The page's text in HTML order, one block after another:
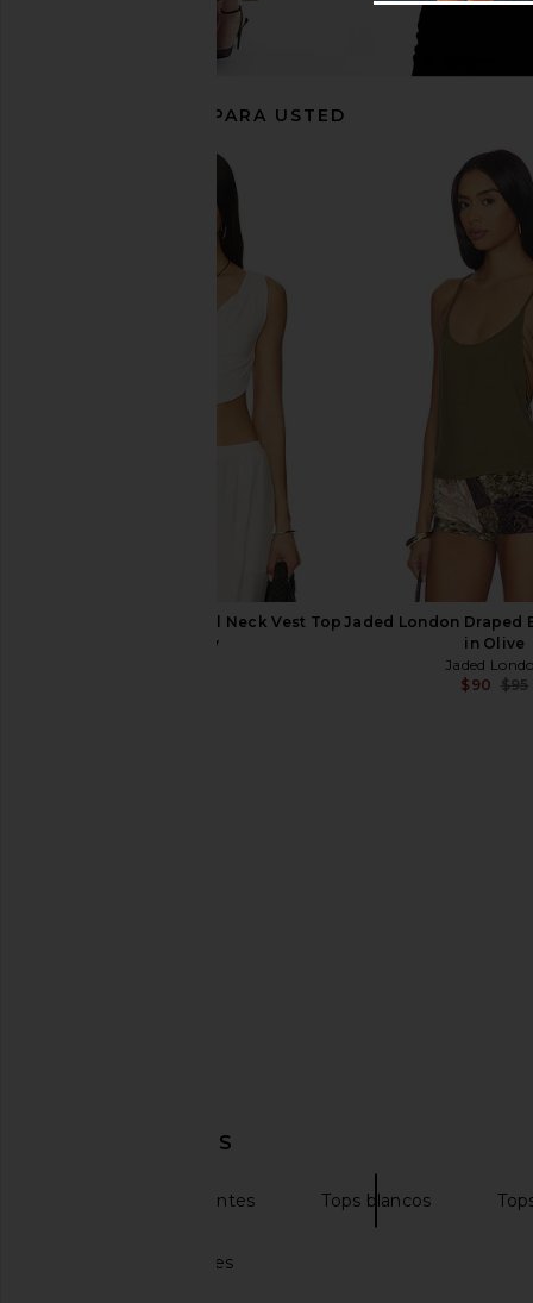
LIONESS Esme Halter Top in Baby
LIONESS Stars Align
RECOMENDADO PARA USTED
Indah Maha Solid Cowl Neck Vest Top
in Ivory
Jaded London Draped
in Olive
Jaded
$90 $95
DESCUBRIR MÁS
Camisetas de tirantes Tops blancos
Tops Transparentes